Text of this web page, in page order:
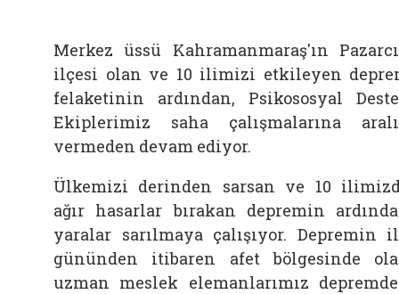
Merkez üssü Kahramanmaraş'ın
ilçesi olan ve 10 ilimizi etkileyen
felaketinin ardından, Psikososyal
Ekiplerimiz saha çalışmalarına
vermeden devam ediyor.
Ülkemizi derinden sarsan ve 10
ağır hasarlar bırakan depremin
yaralar sarılmaya çalışıyor. Depremin
gününden itibaren afet bölgesinde
uzman meslek elemanlarımız